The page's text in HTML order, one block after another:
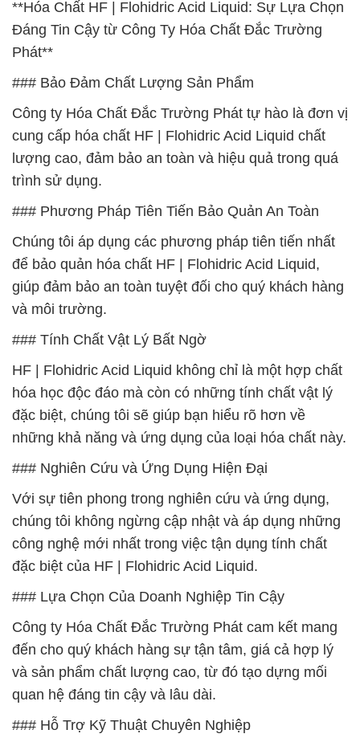
**Hóa Chất HF | Flohidric Acid Liquid: Sự Lựa Chọn
Đáng Tin Cậy từ Công Ty Hóa Chất Đắc Trường
Phát**
### Bảo Đảm Chất Lượng Sản Phẩm
Công ty Hóa Chất Đắc Trường Phát tự hào là đơn vị
cung cấp hóa chất HF | Flohidric Acid Liquid chất
lượng cao, đảm bảo an toàn và hiệu quả trong quá
trình sử dụng.
### Phương Pháp Tiên Tiến Bảo Quản An Toàn
Chúng tôi áp dụng các phương pháp tiên tiến nhất
để bảo quản hóa chất HF | Flohidric Acid Liquid,
giúp đảm bảo an toàn tuyệt đối cho quý khách hàng
và môi trường.
### Tính Chất Vật Lý Bất Ngờ
HF | Flohidric Acid Liquid không chỉ là một hợp chất
hóa học độc đáo mà còn có những tính chất vật lý
đặc biệt, chúng tôi sẽ giúp bạn hiểu rõ hơn về
những khả năng và ứng dụng của loại hóa chất này.
### Nghiên Cứu và Ứng Dụng Hiện Đại
Với sự tiên phong trong nghiên cứu và ứng dụng,
chúng tôi không ngừng cập nhật và áp dụng những
công nghệ mới nhất trong việc tận dụng tính chất
đặc biệt của HF | Flohidric Acid Liquid.
### Lựa Chọn Của Doanh Nghiệp Tin Cậy
Công ty Hóa Chất Đắc Trường Phát cam kết mang
đến cho quý khách hàng sự tận tâm, giá cả hợp lý
và sản phẩm chất lượng cao, từ đó tạo dựng mối
quan hệ đáng tin cậy và lâu dài.
### Hỗ Trợ Kỹ Thuật Chuyên Nghiệp